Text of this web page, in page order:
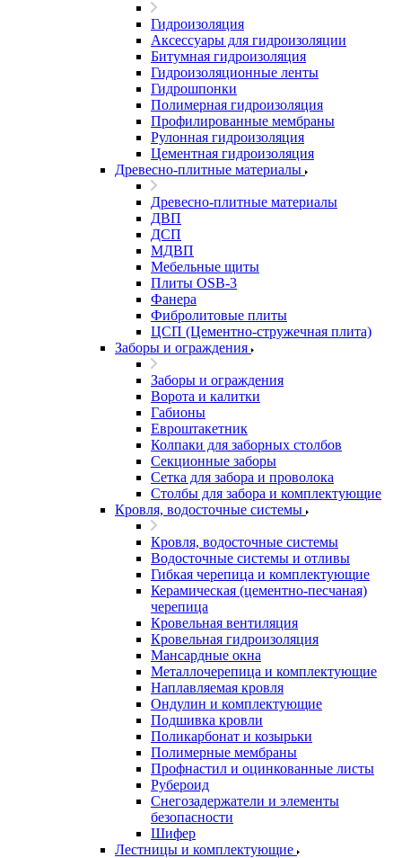
Гидроизоляция
Аксессуары для гидроизоляции
Битумная гидроизоляция
Гидроизоляционные ленты
Гидрошпонки
Полимерная гидроизоляция
Профилированные мембраны
Рулонная гидроизоляция
Цементная гидроизоляция
Древесно-плитные материалы
Древесно-плитные материалы
ДВП
ДСП
МДВП
Мебельные щиты
Плиты OSB-3
Фанера
Фибролитовые плиты
ЦСП (Цементно-стружечная плита)
Заборы и ограждения
Заборы и ограждения
Ворота и калитки
Габионы
Евроштакетник
Колпаки для заборных столбов
Секционные заборы
Сетка для забора и проволока
Столбы для забора и комплектующие
Кровля, водосточные системы
Кровля, водосточные системы
Водосточные системы и отливы
Гибкая черепица и комплектующие
Керамическая (цементно-песчаная)
черепица
Кровельная вентиляция
Кровельная гидроизоляция
Мансардные окна
Металлочерепица и комплектующие
Наплавляемая кровля
Ондулин и комплектующие
Подшивка кровли
Поликарбонат и козырьки
Полимерные мембраны
Профнастил и оцинкованные листы
Рубероид
Снегозадержатели и элементы
безопасности
Шифер
Лестницы и комплектующие